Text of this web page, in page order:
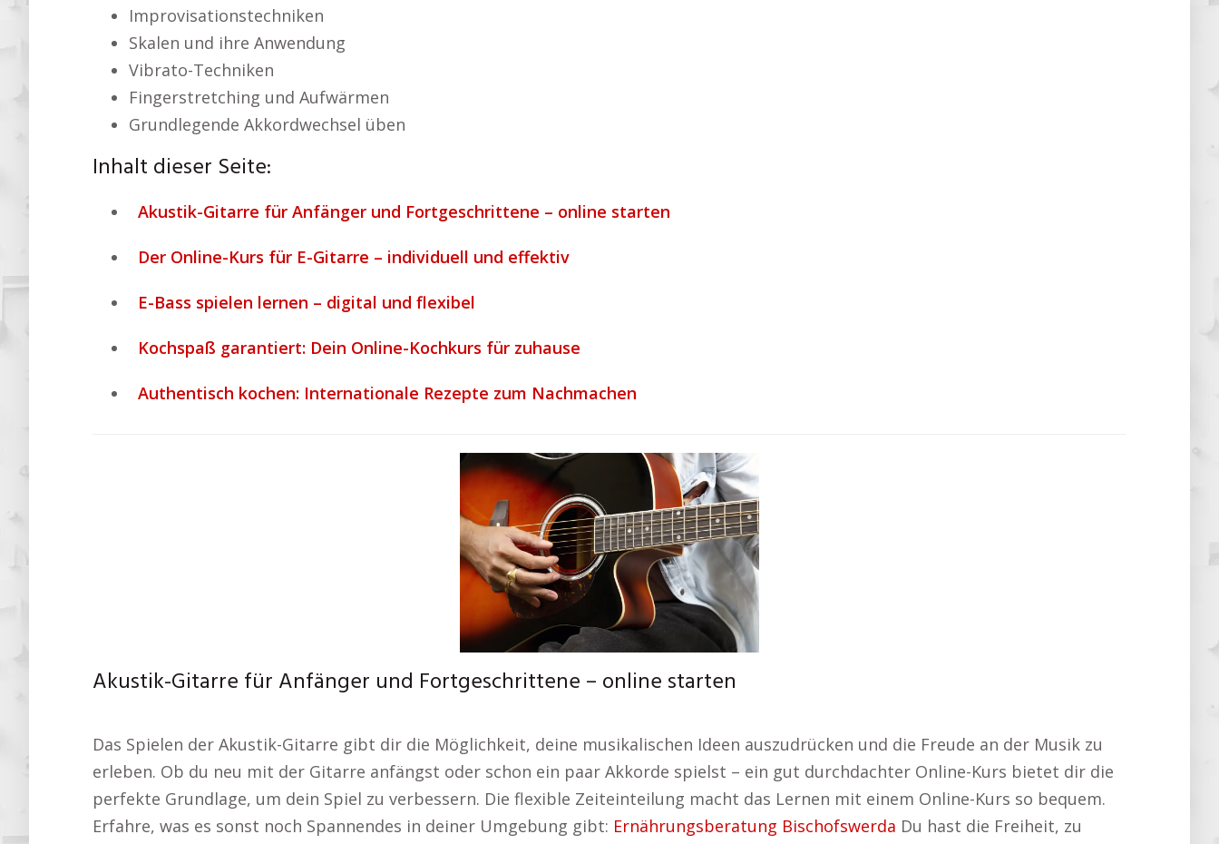
Improvisationstechniken
Skalen und ihre Anwendung
Vibrato-Techniken
Fingerstretching und Aufwärmen
Grundlegende Akkordwechsel üben
Inhalt dieser Seite:
Akustik-Gitarre für Anfänger und Fortgeschrittene – online starten
Der Online-Kurs für E-Gitarre – individuell und effektiv
E-Bass spielen lernen – digital und flexibel
Kochspaß garantiert: Dein Online-Kochkurs für zuhause
Authentisch kochen: Internationale Rezepte zum Nachmachen
Akustik-Gitarre für Anfänger und Fortgeschrittene – online starten
Das Spielen der Akustik-Gitarre gibt dir die Möglichkeit, deine musikalischen Ideen auszudrücken und die Freude an der Musik zu
erleben. Ob du neu mit der Gitarre anfängst oder schon ein paar Akkorde spielst – ein gut durchdachter Online-Kurs bietet dir die
perfekte Grundlage, um dein Spiel zu verbessern. Die flexible Zeiteinteilung macht das Lernen mit einem Online-Kurs so bequem.
Erfahre, was es sonst noch Spannendes in deiner Umgebung gibt: Ernährungsberatung Bischofswerda Du hast die Freiheit, zu